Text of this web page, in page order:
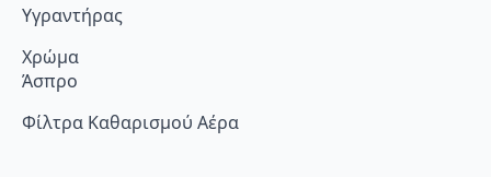
Υγραντήρας
Χρώμα
Άσπρο
Φίλτρα Καθαρισμού Αέρα